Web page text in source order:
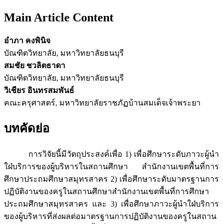
Main Article Content
อำภา คงพินิจ
บัณฑิตวิทยาลัย, มหาวิทยาลัยธนบุรี
สมชัย ชวลิตธาดา
บัณฑิตวิทยาลัย, มหาวิทยาลัยธนบุรี
วิเชียร อินทรสมพันธ์
คณะครุศาสตร์, มหาวิทยาลัยราชภัฏบ้านสมเด็จเจ้าพระยา
บทคัดย่อ
การวิจัยนี้มีวัตถุประสงค์เพื่อ 1) เพื่อศึกษาระดับภาวะผู้นำ
ใฝ่บริการของผู้บริหารในสถานศึกษา สำนักงานเขตพื้นที่การ
ศึกษาประถมศึกษาสมุทรสาคร 2) เพื่อศึกษาระดับมาตรฐานการ
ปฏิบัติงานของครูในสถานศึกษาสำนักงานเขตพื้นที่การศึกษา
ประถมศึกษาสมุทรสาคร และ 3) เพื่อศึกษาภาวะผู้นำใฝ่บริการ
ของผู้บริหารที่ส่งผลต่อมาตรฐานการปฏิบัติงานของครูในสถาน